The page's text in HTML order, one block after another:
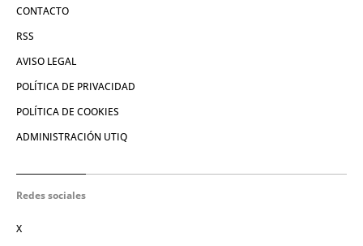
CONTACTO
RSS
AVISO LEGAL
POLÍTICA DE PRIVACIDAD
POLÍTICA DE COOKIES
ADMINISTRACIÓN UTIQ
Redes sociales
X